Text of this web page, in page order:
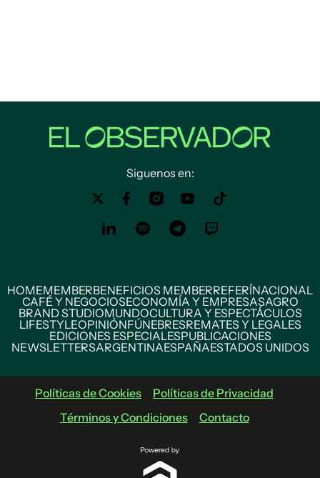
Siguenos en:
HOMEMEMBERBENEFICIOS MEMBERREFERÍNACIONAL
CAFÉ Y NEGOCIOSECONOMÍA Y EMPRESASAGRO
BRAND STUDIOMUNDOCULTURA Y ESPECTÁCULOS
LIFESTYLEOPINIÓNFÚNEBRESREMATES Y LEGALES
EDICIONES ESPECIALESPUBLICACIONES
NEWSLETTERSARGENTINAESPAÑAESTADOS UNIDOS
Políticas de Cookies
Políticas de Privacidad
Términos y Condiciones
Contacto